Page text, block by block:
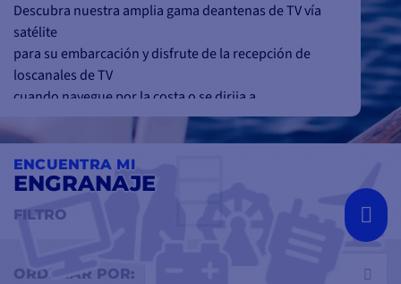
Descubra nuestra amplia gama deantenas de TV vía
satélite
para su embarcación y disfrute de la recepción de
loscanales de TV
cuando navegue por la costa o se dirija a
ENCUENTRA MI
ENGRANAJE
FILTRO
ORDENAR POR: